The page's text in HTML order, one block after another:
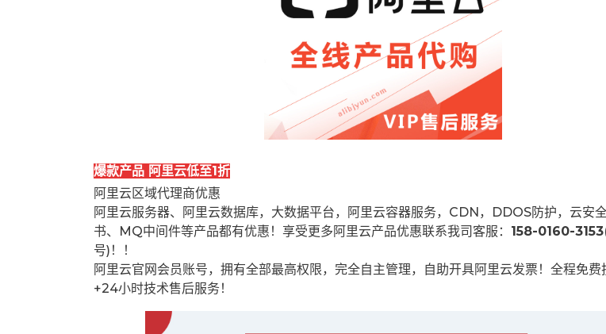
爆款产品 阿里云低至1折
阿里云区域代理商优惠
阿里云服务器、阿里云数据库，大数据平台，阿里云容器服务，CDN，DDOS防护，云安
书、MQ中间件等产品都有优惠！享受更多阿里云产品优惠联系我司客服： 158-0160-3153
号)！！
阿里云官网会员账号，拥有全部最高权限，完全自主管理，自助开具阿里云发票！全程免费
+24小时技术售后服务！